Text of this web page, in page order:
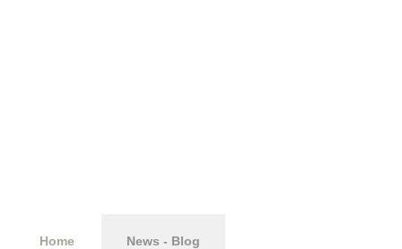
Home News - Blog